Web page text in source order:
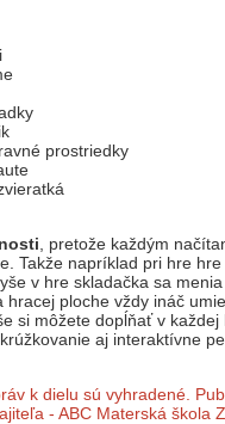
prostriedky
, pretože každým
Takže napríklad pri hre
v hre skladačka sa
ploche vždy ináč
si môžete dopĺňať v
aj interaktívne
k dielu sú vyhradené.
- ABC Materská škola